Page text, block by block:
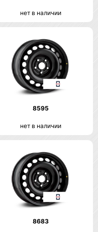
нет в наличии
8595
нет в наличии
8683